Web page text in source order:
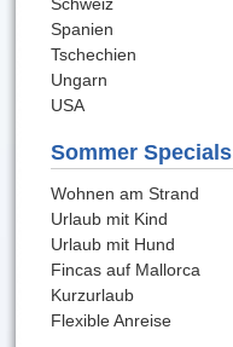
Spanien
Tschechien
Ungarn
USA
Sommer Specials
Wohnen am Strand
Urlaub mit Kind
Urlaub mit Hund
Fincas auf Mallorca
Kurzurlaub
Flexible Anreise